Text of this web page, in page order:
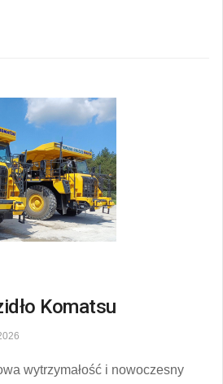
Komatsu
wytrzymałość i nowoczesny